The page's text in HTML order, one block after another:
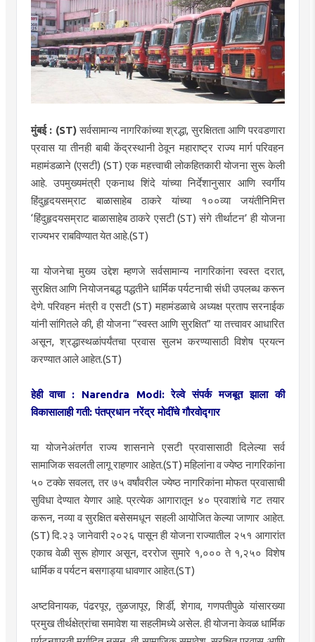
मुंबई : (ST)सर्वसामान्य नागरिकांच्या श्रद्धा, सुरक्षितता आणि परवडणारा
प्रवास या तीनही बाबी केंद्रस्थानी ठेवून महाराष्ट्र राज्य मार्ग परिवहन
महामंडळाने (एसटी) (ST) एक महत्त्वाची लोकहितकारी योजना सुरू केली
आहे. उपमुख्यमंत्री एकनाथ शिंदे यांच्या निर्देशानुसार आणि स्वर्गीय
हिंदुहृदयसम्राट बाळासाहेब ठाकरे यांच्या १००व्या जयंतीनिमित्त
‘हिंदुहृदयसम्राट बाळासाहेब ठाकरे एसटी (ST) संगे तीर्थाटन’ ही योजना
राज्यभर राबविण्यात येत आहे.(ST)
या योजनेचा मुख्य उद्देश म्हणजे सर्वसामान्य नागरिकांना स्वस्त दरात,
सुरक्षित आणि नियोजनबद्ध पद्धतीने धार्मिक पर्यटनाची संधी उपलब्ध करून
देणे. परिवहन मंत्री व एसटी (ST) महामंडळाचे अध्यक्ष प्रताप सरनाईक
यांनी सांगितले की, ही योजना “स्वस्त आणि सुरक्षित” या तत्त्वावर आधारित
असून, श्रद्धास्थळांपर्यंतचा प्रवास सुलभ करण्यासाठी विशेष प्रयत्न
करण्यात आले आहेत.(ST)
हेही वाचा : Narendra Modi: रेल्वे संपर्क मजबूत झाला की
विकासालाही गती: पंतप्रधान नरेंद्र मोदींचे गौरवोद्गार
या योजनेअंतर्गत राज्य शासनाने एसटी प्रवासासाठी दिलेल्या सर्व
सामाजिक सवलती लागू राहणार आहेत.(ST) महिलांना व ज्येष्ठ नागरिकांना
५० टक्के सवलत, तर ७५ वर्षांवरील ज्येष्ठ नागरिकांना मोफत प्रवासाची
सुविधा देण्यात येणार आहे. प्रत्येक आगारातून ४० प्रवाशांचे गट तयार
करून, नव्या व सुरक्षित बसेसमधून सहली आयोजित केल्या जाणार आहेत.
(ST) दि.२३ जानेवारी २०२६ पासून ही योजना राज्यातील २५१ आगारांत
एकाच वेळी सुरू होणार असून, दररोज सुमारे १,००० ते १,२५० विशेष
धार्मिक व पर्यटन बसगाड्या धावणार आहेत.(ST)
अष्टविनायक, पंढरपूर, तुळजापूर, शिर्डी, शेगाव, गणपतीपुळे यांसारख्या
प्रमुख तीर्थक्षेत्रांचा समावेश या सहलीमध्ये असेल. ही योजना केवळ धार्मिक